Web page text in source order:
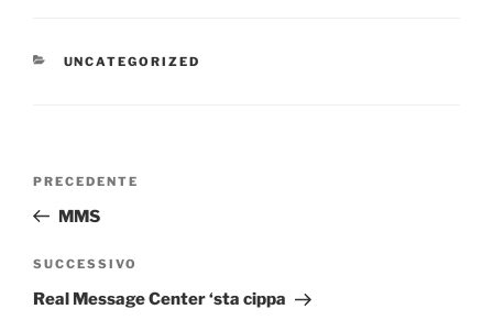
CATEGORIE
UNCATEGORIZED
Articolo
precedente:
PRECEDENTE
MMS
Articolo
successivo
SUCCESSIVO
Real Message Center ‘sta cippa